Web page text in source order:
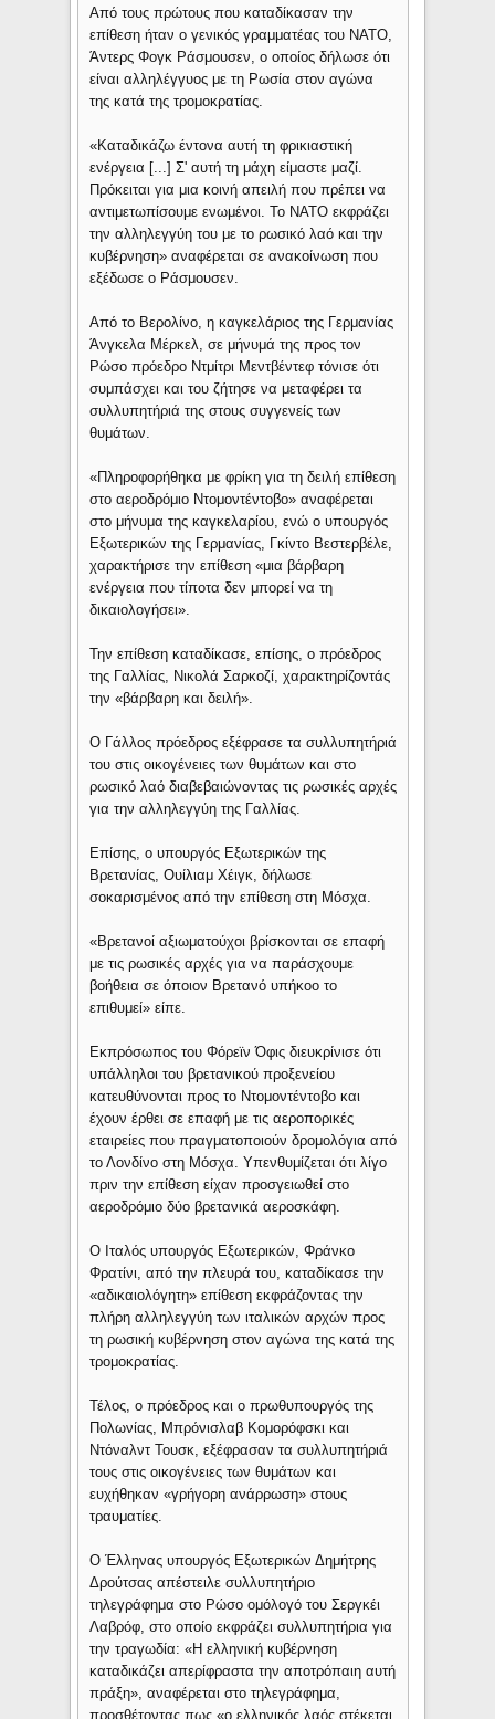
Από τους πρώτους που καταδίκασαν την
επίθεση ήταν ο γενικός γραμματέας του ΝΑΤΟ,
Άντερς Φογκ Ράσμουσεν, ο οποίος δήλωσε ότι
είναι αλληλέγγυος με τη Ρωσία στον αγώνα
της κατά της τρομοκρατίας.
«Καταδικάζω έντονα αυτή τη φρικιαστική
ενέργεια [...] Σ' αυτή τη μάχη είμαστε μαζί.
Πρόκειται για μια κοινή απειλή που πρέπει να
αντιμετωπίσουμε ενωμένοι. Το ΝΑΤΟ εκφράζει
την αλληλεγγύη του με το ρωσικό λαό και την
κυβέρνηση» αναφέρεται σε ανακοίνωση που
εξέδωσε ο Ράσμουσεν.
Από το Βερολίνο, η καγκελάριος της Γερμανίας
Άνγκελα Μέρκελ, σε μήνυμά της προς τον
Ρώσο πρόεδρο Ντμίτρι Μεντβέντεφ τόνισε ότι
συμπάσχει και του ζήτησε να μεταφέρει τα
συλλυπητήριά της στους συγγενείς των
θυμάτων.
«Πληροφορήθηκα με φρίκη για τη δειλή επίθεση
στο αεροδρόμιο Ντομοντέντοβο» αναφέρεται
στο μήνυμα της καγκελαρίου, ενώ ο υπουργός
Εξωτερικών της Γερμανίας, Γκίντο Βεστερβέλε,
χαρακτήρισε την επίθεση «μια βάρβαρη
ενέργεια που τίποτα δεν μπορεί να τη
δικαιολογήσει».
Την επίθεση καταδίκασε, επίσης, ο πρόεδρος
της Γαλλίας, Νικολά Σαρκοζί, χαρακτηρίζοντάς
την «βάρβαρη και δειλή».
Ο Γάλλος πρόεδρος εξέφρασε τα συλλυπητήριά
του στις οικογένειες των θυμάτων και στο
ρωσικό λαό διαβεβαιώνοντας τις ρωσικές αρχές
για την αλληλεγγύη της Γαλλίας.
Επίσης, ο υπουργός Εξωτερικών της
Βρετανίας, Ουίλιαμ Χέιγκ, δήλωσε
σοκαρισμένος από την επίθεση στη Μόσχα.
«Βρετανοί αξιωματούχοι βρίσκονται σε επαφή
με τις ρωσικές αρχές για να παράσχουμε
βοήθεια σε όποιον Βρετανό υπήκοο το
επιθυμεί» είπε.
Εκπρόσωπος του Φόρεϊν Όφις διευκρίνισε ότι
υπάλληλοι του βρετανικού προξενείου
κατευθύνονται προς το Ντομοντέντοβο και
έχουν έρθει σε επαφή με τις αεροπορικές
εταιρείες που πραγματοποιούν δρομολόγια από
το Λονδίνο στη Μόσχα. Υπενθυμίζεται ότι λίγο
πριν την επίθεση είχαν προσγειωθεί στο
αεροδρόμιο δύο βρετανικά αεροσκάφη.
Ο Ιταλός υπουργός Εξωτερικών, Φράνκο
Φρατίνι, από την πλευρά του, καταδίκασε την
«αδικαιολόγητη» επίθεση εκφράζοντας την
πλήρη αλληλεγγύη των ιταλικών αρχών προς
τη ρωσική κυβέρνηση στον αγώνα της κατά της
τρομοκρατίας.
Τέλος, ο πρόεδρος και ο πρωθυπουργός της
Πολωνίας, Μπρόνισλαβ Κομορόφσκι και
Ντόναλντ Τουσκ, εξέφρασαν τα συλλυπητήριά
τους στις οικογένειες των θυμάτων και
ευχήθηκαν «γρήγορη ανάρρωση» στους
τραυματίες.
O Έλληνας υπουργός Εξωτερικών Δημήτρης
Δρούτσας απέστειλε συλλυπητήριο
τηλεγράφημα στο Ρώσο ομόλογό του Σεργκέι
Λαβρόφ, στο οποίο εκφράζει συλλυπητήρια για
την τραγωδία: «Η ελληνική κυβέρνηση
καταδικάζει απερίφραστα την αποτρόπαιη αυτή
πράξη», αναφέρεται στο τηλεγράφημα,
προσθέτοντας πως «ο ελληνικός λαός στέκεται